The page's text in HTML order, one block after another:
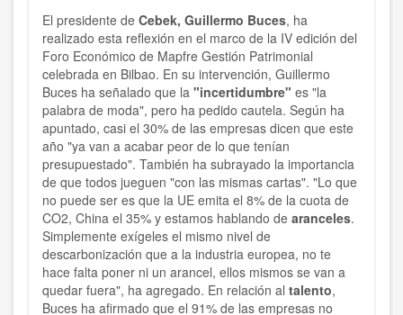
El presidente de Cebek, Guillermo Buces, ha
realizado esta reflexión en el marco de la IV edición del
Foro Económico de Mapfre Gestión Patrimonial
celebrada en Bilbao. En su intervención, Guillermo
Buces ha señalado que la "incertidumbre" es "la
palabra de moda", pero ha pedido cautela. Según ha
apuntado, casi el 30% de las empresas dicen que este
año "ya van a acabar peor de lo que tenían
presupuestado". También ha subrayado la importancia
de que todos jueguen "con las mismas cartas". "Lo que
no puede ser es que la UE emita el 8% de la cuota de
CO2, China el 35% y estamos hablando de aranceles.
Simplemente exígeles el mismo nivel de
descarbonización que a la industria europea, no te
hace falta poner ni un arancel, ellos mismos se van a
quedar fuera", ha agregado. En relación al talento,
Buces ha afirmado que el 91% de las empresas no